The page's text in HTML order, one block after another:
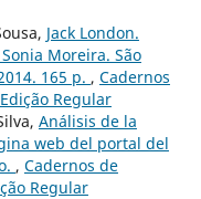
Jack London.
Moreira. São
165 p. , Cadernos
Regular
Análisis de la
web del portal del
, Cadernos de
Regular